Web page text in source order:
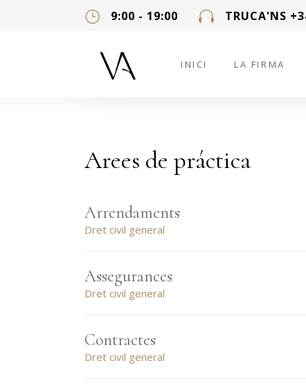
9:00 - 19:00 TRUCA'NS
INICI LA FIRMA
Arees de práctica
Arrendaments
Dret civil general
Assegurances
Dret civil general
Contractes
Dret civil general